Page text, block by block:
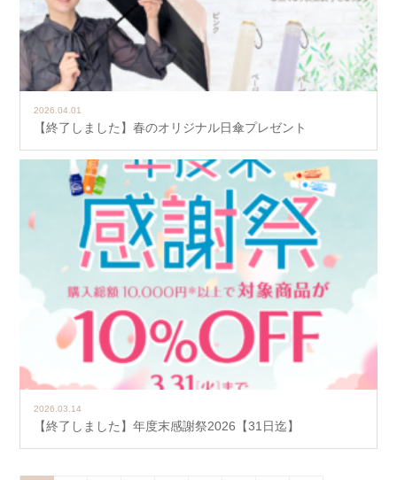
2026.04.01
【終了しました】春のオリジナル日傘プレゼント
2026.03.14
【終了しました】年度末感謝祭2026【31日迄】